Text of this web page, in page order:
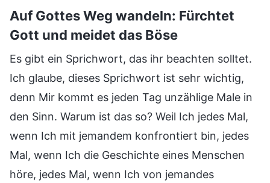
Auf Gottes Weg wandeln: Fürchtet
Gott und meidet das Böse
Es gibt ein Sprichwort, das ihr beachten solltet.
Ich glaube, dieses Sprichwort ist sehr wichtig,
denn Mir kommt es jeden Tag unzählige Male in
den Sinn. Warum ist das so? Weil Ich jedes Mal,
wenn Ich mit jemandem konfrontiert bin, jedes
Mal, wenn Ich die Geschichte eines Menschen
höre, jedes Mal, wenn Ich von jemandes